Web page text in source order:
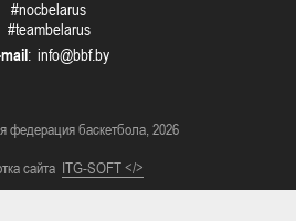
#nocbelarus
#teambelarus
:
федерация баскетбола, 2026
сайта ITG-SOFT </>